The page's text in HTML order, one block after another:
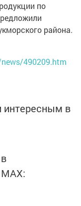
по
района.
490209.htm
в